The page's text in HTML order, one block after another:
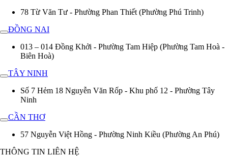
78 Từ Văn Tư - Phường Phan Thiết (Phường Phú Trinh)
ĐỒNG NAI
013 – 014 Đồng Khởi - Phường Tam Hiệp (Phường Tam Hoà -
Biên Hoà)
TÂY NINH
Số 7 Hẻm 18 Nguyễn Văn Rốp - Khu phố 12 - Phường Tây
Ninh
CẦN THƠ
57 Nguyễn Việt Hồng - Phường Ninh Kiều (Phường An Phú)
THÔNG TIN LIÊN HỆ